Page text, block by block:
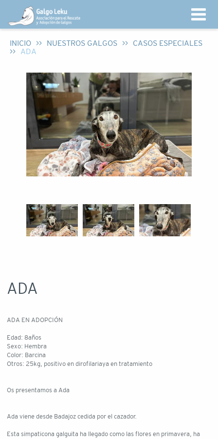
INICIO >> NUESTROS GALGOS >>
CASOS ESPECIALES
>>
ADA
ADA
ADA EN ADOPCIÓN
Edad: 8años
Sexo: Hembra
Color: Barcina
Otros: 25kg, positivo en dirofilariaya en tratamiento
Os presentamos a Ada
Ada viene desde Badajoz cedida por el cazador.
Esta simpaticona galguita ha llegado como las flores en primavera, ha